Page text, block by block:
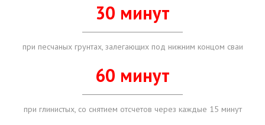
30 минут
при песчаных грунтах, залегающих под нижним концом сваи
60 минут
при глинистых, со снятием отсчетов через каждые 15 минут